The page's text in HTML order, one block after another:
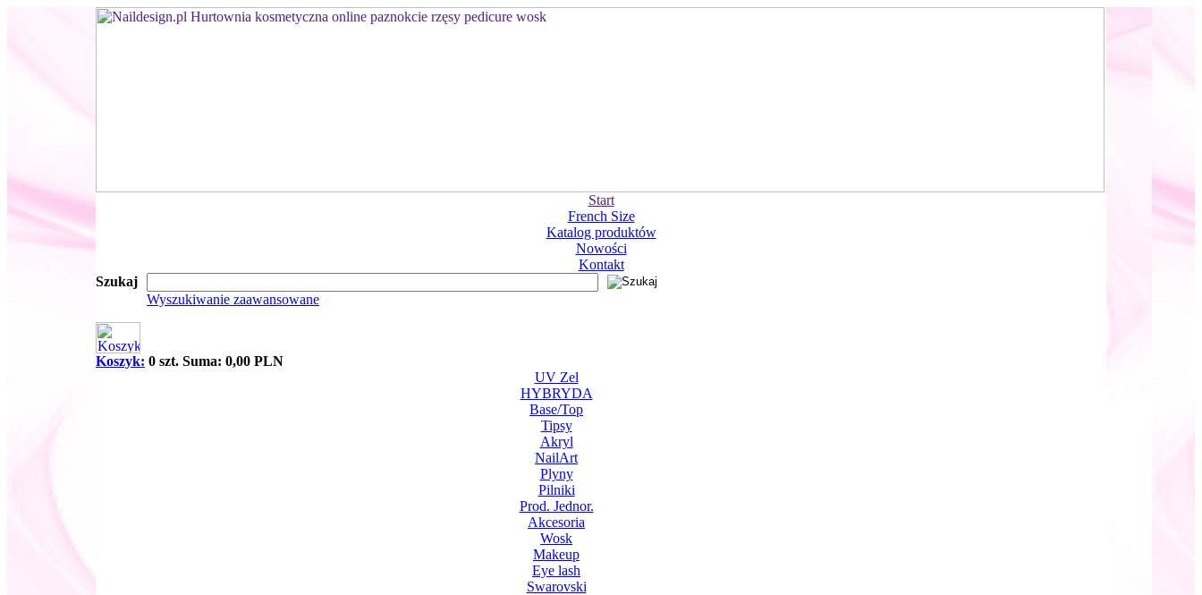
Start
French Size
Katalog produktów
Nowości
Kontakt
Szukaj
Wyszukiwanie zaawansowane
Koszyk: 0 szt. Suma: 0,00 PLN
UV Zel
HYBRYDA
Base/Top
Tipsy
Akryl
NailArt
Plyny
Pilniki
Prod. Jednor.
Akcesoria
Wosk
Makeup
Eye lash
Swarovski